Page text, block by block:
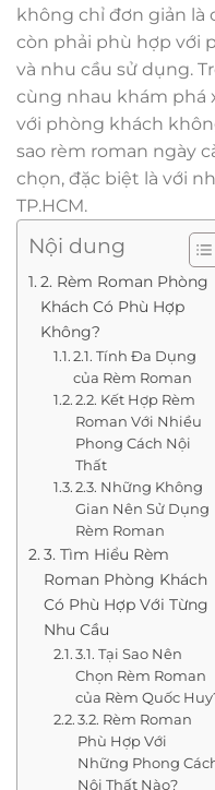
không chỉ đơn giản là
còn phải phù hợp với
và nhu cầu sử dụng.
cùng nhau khám phá
với phòng khách
sao rèm roman ngày
chọn, đặc biệt là với
TP.HCM.
Nội dung
2. Rèm Roman Phòng
Khách Có Phù Hợp
Không?
2.1. Tính Đa Dụng
của Rèm Roman
2.2. Kết Hợp Rèm
Roman Với Nhiều
Phong Cách Nội
Thất
2.3. Những Không
Gian Nên Sử Dụng
Rèm Roman
3. Tìm Hiểu Rèm
Roman Phòng Khách
Có Phù Hợp Với Từng
Nhu Cầu
3.1. Tại Sao Nên
Chọn Rèm Roman
của Rèm Quốc
3.2. Rèm Roman
Phù Hợp Với
Những Phong
Nội Thất Nào?